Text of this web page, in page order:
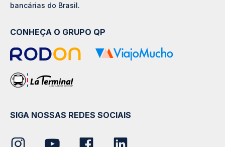
bancárias do Brasil.
CONHEÇA O GRUPO QP
SIGA NOSSAS REDES SOCIAIS